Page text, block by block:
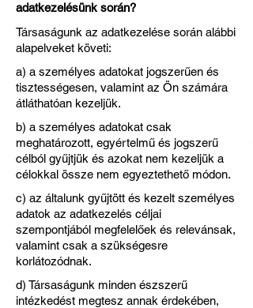
adatkezelésünk során?
Társaságunk az adatkezelése során alábbi
alapelveket követi:
a) a személyes adatokat jogszerűen és
tisztességesen, valamint az Ön számára
átláthatóan kezeljük.
b) a személyes adatokat csak
meghatározott, egyértelmű és jogszerű
célból gyűjtjük és azokat nem kezeljük a
célokkal össze nem egyeztethető módon.
c) az általunk gyűjtött és kezelt személyes
adatok az adatkezelés céljai
szempontjából megfelelőek és relevánsak,
valamint csak a szükségesre
korlátozódnak.
d) Társaságunk minden észszerű
intézkedést megtesz annak érdekében,